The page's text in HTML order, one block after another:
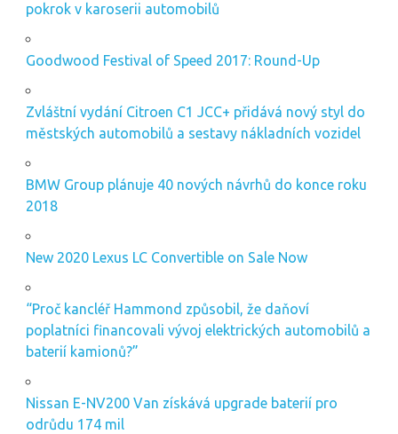
pokrok v karoserii automobilů
Goodwood Festival of Speed ​​2017: Round-Up
Zvláštní vydání Citroen C1 JCC+ přidává nový styl do
městských automobilů a sestavy nákladních vozidel
BMW Group plánuje 40 nových návrhů do konce roku
2018
New 2020 Lexus LC Convertible on Sale Now
“Proč kancléř Hammond způsobil, že daňoví
poplatníci financovali vývoj elektrických automobilů a
baterií kamionů?”
Nissan E-NV200 Van získává upgrade baterií pro
odrůdu 174 mil